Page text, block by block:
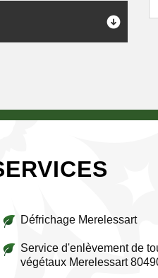
Défrichage Merelessart
Service d'enlèvement de
végétaux Merelessart